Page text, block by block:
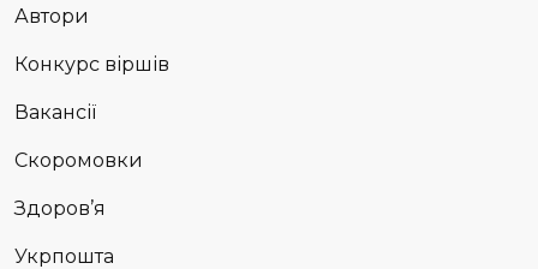
Автори
Конкурс віршів
Вакансії
Скоромовки
Здоров’я
Укрпошта